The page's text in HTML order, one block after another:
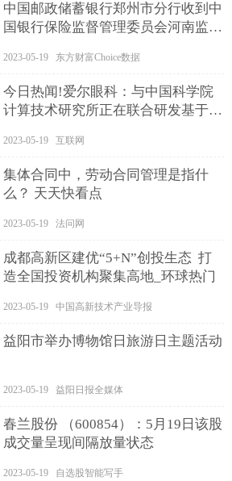
中国邮政储蓄银行郑州市分行收到中
国银行保险监督管理委员会河南监管
2023-05-19 东方财富Choice数据
今日热闻!爱尔眼科：与中国科学院
计算技术研究所正在联合研发基于大
2023-05-19 互联网
集体合同中，劳动合同管理是指什
么？ 天天快看点
2023-05-19 法问网
成都高新区建优“5+N”创投生态 打
造全国投资机构聚集高地_环球热门
2023-05-19 中国高新技术产业导报
益阳市举办博物馆日旅游日主题活动
2023-05-19 益阳日报全媒体
春兰股份 （600854）：5月19日该股
成交量呈现间隔放量状态
2023-05-19 自选股智能写手